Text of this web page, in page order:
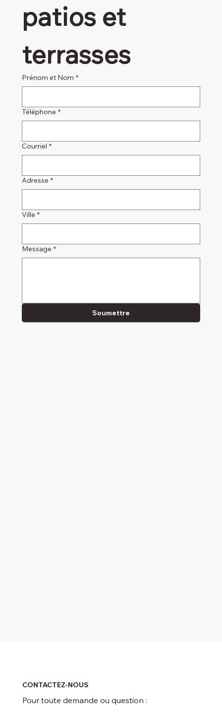
patios et
terrasses
Prénom et Nom *
Téléphone *
Courriel *
Adresse *
Ville *
Message *
Soumettre
CONTACTEZ-NOUS
Pour toute demande ou question :